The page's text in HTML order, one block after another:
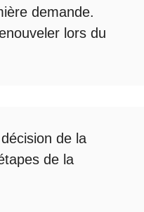
demande.
lors du
de la
de la